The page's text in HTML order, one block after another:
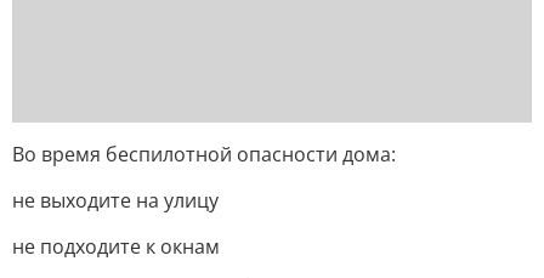
Во время беспилотной опасности дома:
не выходите на улицу
не подходите к окнам